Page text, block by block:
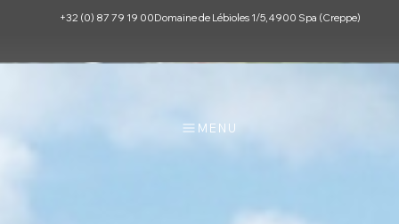
+32 (0) 87 79 19 00Domaine de Lébioles 1/5, 4900 Spa (Creppe)
MENU